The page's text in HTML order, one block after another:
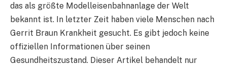
das als größte Modelleisenbahnanlage der Welt
bekannt ist. In letzter Zeit haben viele Menschen nach
Gerrit Braun Krankheit gesucht. Es gibt jedoch keine
offiziellen Informationen über seinen
Gesundheitszustand. Dieser Artikel behandelt nur